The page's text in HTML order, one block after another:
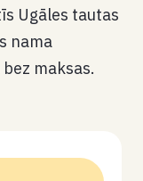
Ugāles tautas
nama
maksas.